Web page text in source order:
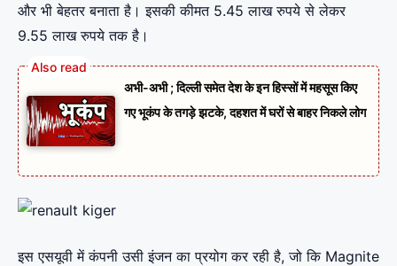
और भी बेहतर बनाता है। इसकी कीमत 5.45 लाख रुपये से लेकर
9.55 लाख रुपये तक है।
अभी-अभी ; दिल्ली समेत देश के इन हिस्सों में महसूस किए
गए भूकंप के तगड़े झटके, दहशत में घरों से बाहर निकले लोग
इस एसयूवी में कंपनी उसी इंजन का प्रयोग कर रही है, जो कि Magnite